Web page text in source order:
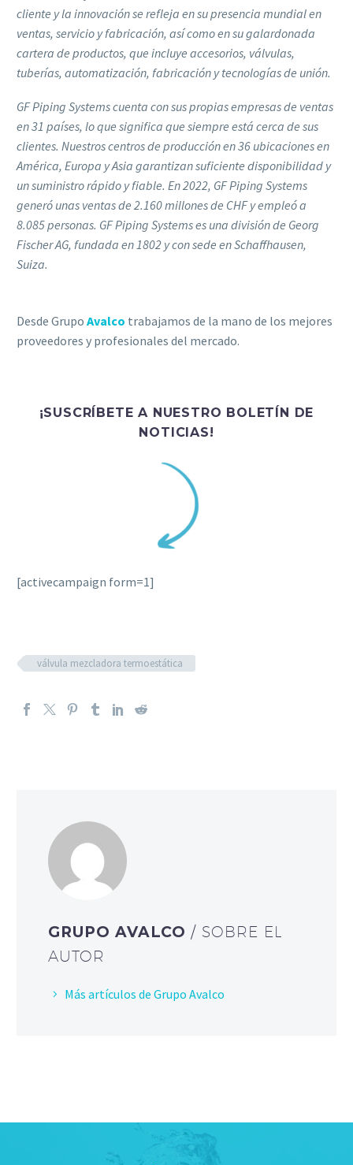
cliente y la innovación se refleja en su presencia mundial en
ventas, servicio y fabricación, así como en su galardonada
cartera de productos, que incluye accesorios, válvulas,
tuberías, automatización, fabricación y tecnologías de unión.
GF Piping Systems cuenta con sus propias empresas de ventas
en 31 países, lo que significa que siempre está cerca de sus
clientes. Nuestros centros de producción en 36 ubicaciones en
América, Europa y Asia garantizan suficiente disponibilidad y
un suministro rápido y fiable. En 2022, GF Piping Systems
generó unas ventas de 2.160 millones de CHF y empleó a
8.085 personas. GF Piping Systems es una división de Georg
Fischer AG, fundada en 1802 y con sede en Schaffhausen,
Suiza.
Desde Grupo Avalco trabajamos de la mano de los mejores
proveedores y profesionales del mercado.
¡SUSCRÍBETE A NUESTRO BOLETÍN DE
NOTICIAS!
[activecampaign form=1]
válvula mezcladora termoestática
GRUPO AVALCO/ SOBRE EL
AUTOR
Más artículos de Grupo Avalco